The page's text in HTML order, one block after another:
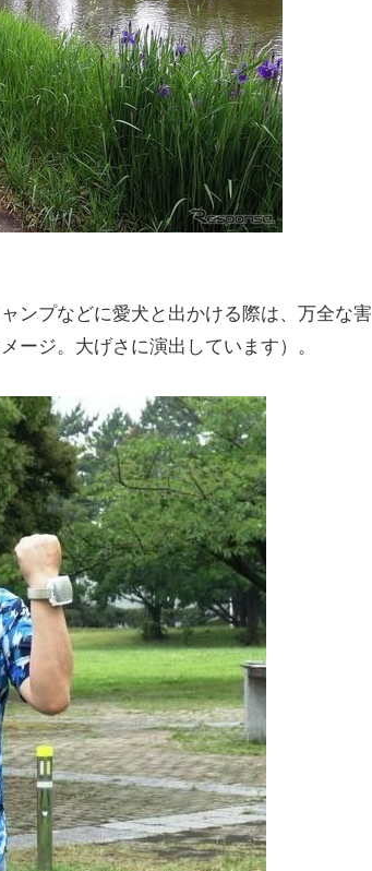
ンプなどに愛犬と出かける際は、万全な害
ージ。大げさに演出しています）。